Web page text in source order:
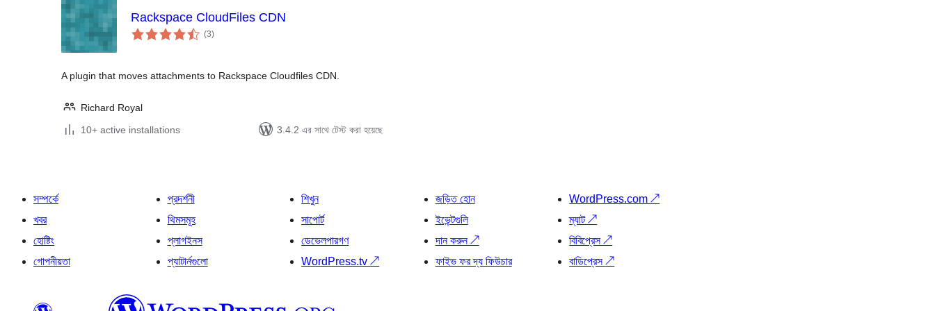
Rackspace CloudFiles CDN
(3total
ratings
)
A plugin that moves attachments to Rackspace Cloudfiles CDN.
Richard Royal
10+ active installations
3.4.2 এর সাথে টেস্ট করা হয়েছে
সম্পর্কে
খবর
হোষ্টিং
গোপনীয়তা
প্রদর্শনী
থিমসমূহ
প্লাগইনস
প্যাটার্নগুলো
শিখুন
সাপোর্ট
ডেভেলপারগণ
WordPress.tv↗
জড়িত হোন
ইভেন্টগুলি
দান করুন↗
ফাইভ ফর দ্য ফিউচার
WordPress.com↗
ম্যাট↗
বিবিপ্রেস↗
বাডিপ্রেস↗